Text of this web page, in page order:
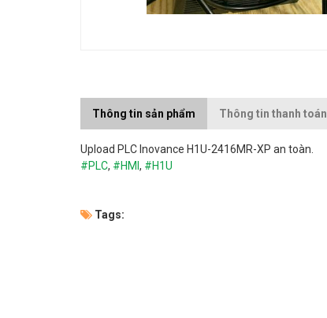
Thông tin sản phẩm Thông tin thanh toán
Upload PLC Inovance H1U-2416MR-XP an toàn.
#PLC, #HMI , #H1U
Tags: